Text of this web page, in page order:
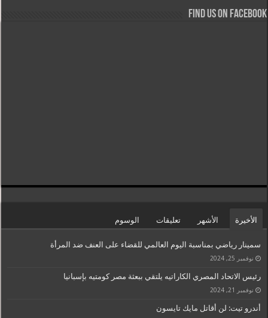
Find us on Facebook
الأخيرة الأشهر تعليقات الوسوم
سمينار رياضي بمناسبة اليوم العالمي للقضاء على العنف ضد المرأة
نوفمبر 25, 2024
رئيس الاتحاد المصري الكاراتيه يلتقي ببعثة مصر كومتيه بإسبانيا
نوفمبر 21, 2024
أندرو تيت: لن أقاتل مايك تايسون